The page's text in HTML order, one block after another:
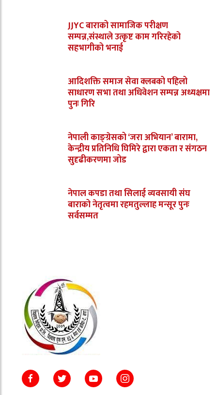
JJYC बाराको सामाजिक परीक्षण
सम्पन्न,संस्थाले उत्कृष्ट काम गरिरहेको
सहभागीको भनाई
आदिशक्ति समाज सेवा क्लबको पहिलो
साधारण सभा तथा अधिवेशन सम्पन्न अध्यक्षमा
पुनः गिरि
नेपाली काङ्ग्रेसको ‘जरा अभियान’ बारामा,
केन्द्रीय प्रतिनिधि घिमिरे द्वारा एकता र संगठन
सुदृढीकरणमा जोड
नेपाल कपडा तथा सिलाई व्यवसायी संघ
बाराको नेतृत्वमा रहमतुल्लाह मन्सूर पुनः
सर्वसम्मत